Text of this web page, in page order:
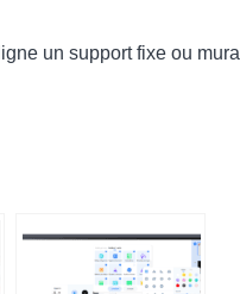
un support fixe ou mural